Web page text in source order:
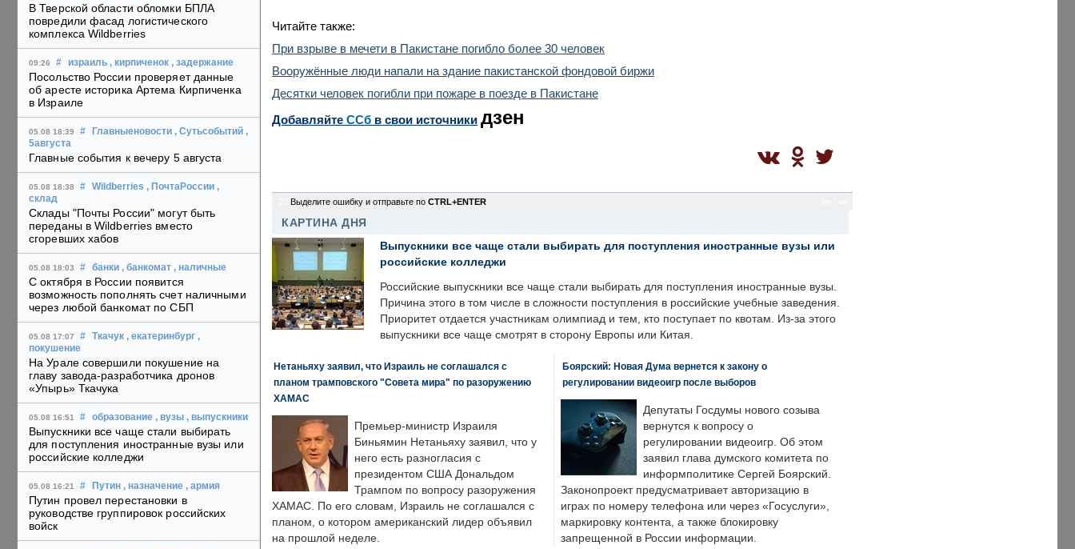
В Тверской области обломки БПЛА
повредили фасад логистического
комплекса Wildberries
09:26 # израиль , кирпиченок , задержание
Посольство России проверяет данные
об аресте историка Артема Кирпиченка
в Израиле
05.08 18:39 # Главныеновости , Сутьсобытий ,
5августа
Главные события к вечеру 5 августа
05.08 18:38 # Wildberries , ПочтаРоссии ,
склад
Склады "Почты России" могут быть
переданы в Wildberries вместо
сгоревших хабов
05.08 18:03 # банки , банкомат , наличные
С октября в России появится
возможность пополнять счет наличными
через любой банкомат по СБП
05.08 17:07 # Ткачук , екатеринбург ,
покушение
На Урале совершили покушение на
главу завода-разработчика дронов
«Упырь» Ткачука
05.08 16:51 # образование , вузы , выпускники
Выпускники все чаще стали выбирать
для поступления иностранные вузы или
российские колледжи
05.08 16:21 # Путин , назначение , армия
Путин провел перестановки в
руководстве группировок российских
войск
Читайте также:
При взрыве в мечети в Пакистане погибло более 30 человек
Вооружённые люди напали на здание пакистанской фондовой биржи
Десятки человек погибли при пожаре в поезде в Пакистане
Добавляйте CСб в свои источники дзен
Выделите ошибку и отправьте по CTRL+ENTER
КАРТИНА ДНЯ
Выпускники все чаще стали выбирать для поступления иностранные вузы или
российские колледжи
Российские выпускники все чаще стали выбирать для поступления иностранные вузы.
Причина этого в том числе в сложности поступления в российские учебные заведения.
Приоритет отдается участникам олимпиад и тем, кто поступает по квотам. Из-за этого
выпускники все чаще смотрят в сторону Европы или Китая.
Нетаньяху заявил, что Израиль не соглашался с
планом трамповского "Совета мира" по разоружению
ХАМАС
Премьер-министр Израиля
Биньямин Нетаньяху заявил, что у
него есть разногласия с
президентом США Дональдом
Трампом по вопросу разоружения
ХАМАС. По его словам, Израиль не соглашался с
планом, о котором американский лидер объявил
на прошлой неделе.
Боярский: Новая Дума вернется к закону о
регулировании видеоигр после выборов
Депутаты Госдумы нового созыва
вернутся к вопросу о
регулировании видеоигр. Об этом
заявил глава думского комитета по
информполитике Сергей Боярский.
Законопроект предусматривает авторизацию в
играх по номеру телефона или через «Госуслуги»,
маркировку контента, а также блокировку
запрещенной в России информации.